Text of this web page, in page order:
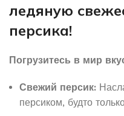
ледяную
персика!
Погрузитесь в мир
Свежий персик:
персиком, будто